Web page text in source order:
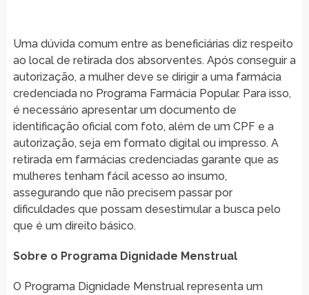
Uma dúvida comum entre as beneficiárias diz respeito
ao local de retirada dos absorventes. Após conseguir a
autorização, a mulher deve se dirigir a uma farmácia
credenciada no Programa Farmácia Popular. Para isso,
é necessário apresentar um documento de
identificação oficial com foto, além de um CPF e a
autorização, seja em formato digital ou impresso. A
retirada em farmácias credenciadas garante que as
mulheres tenham fácil acesso ao insumo,
assegurando que não precisem passar por
dificuldades que possam desestimular a busca pelo
que é um direito básico.
Sobre o Programa Dignidade Menstrual
O Programa Dignidade Menstrual representa um